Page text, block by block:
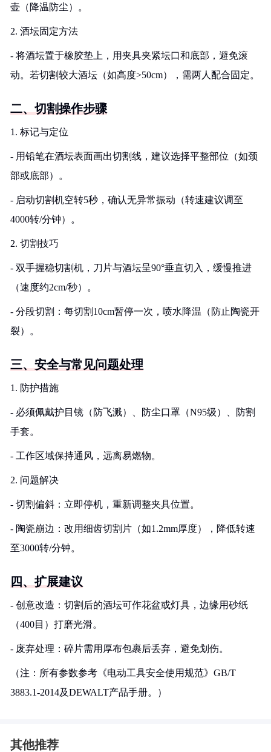
壶（降温防尘）。
2. 酒坛固定方法
- 将酒坛置于橡胶垫上，用夹具夹紧坛口和底部，避免滚
动。若切割较大酒坛（如高度>50cm），需两人配合固定。
二、切割操作步骤
1. 标记与定位
- 用铅笔在酒坛表面画出切割线，建议选择平整部位（如颈
部或底部）。
- 启动切割机空转5秒，确认无异常振动（转速建议调至
4000转/分钟）。
2. 切割技巧
- 双手握稳切割机，刀片与酒坛呈90°垂直切入，缓慢推进
（速度约2cm/秒）。
- 分段切割：每切割10cm暂停一次，喷水降温（防止陶瓷开
裂）。
三、安全与常见问题处理
1. 防护措施
- 必须佩戴护目镜（防飞溅）、防尘口罩（N95级）、防割
手套。
- 工作区域保持通风，远离易燃物。
2. 问题解决
- 切割偏斜：立即停机，重新调整夹具位置。
- 陶瓷崩边：改用细齿切割片（如1.2mm厚度），降低转速
至3000转/分钟。
四、扩展建议
- 创意改造：切割后的酒坛可作花盆或灯具，边缘用砂纸
（400目）打磨光滑。
- 废弃处理：碎片需用厚布包裹后丢弃，避免划伤。
（注：所有参数参考《电动工具安全使用规范》GB/T
3883.1-2014及DEWALT产品手册。）
其他推荐